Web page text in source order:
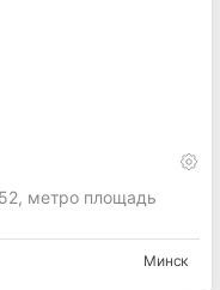
метро площадь
Минск